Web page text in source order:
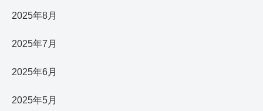
2025年8月
2025年7月
2025年6月
2025年5月